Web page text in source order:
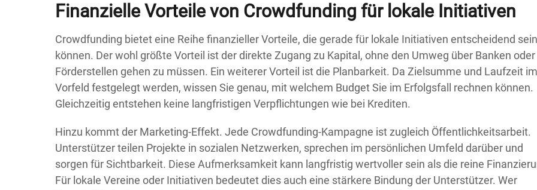
Finanzielle Vorteile von Crowdfunding für lokale Initiativen
Crowdfunding bietet eine Reihe finanzieller Vorteile, die gerade für lokale Initiativen entscheidend sein
können. Der wohl größte Vorteil ist der direkte Zugang zu Kapital, ohne den Umweg über Banken oder
Förderstellen gehen zu müssen. Ein weiterer Vorteil ist die Planbarkeit. Da Zielsumme und Laufzeit im
Vorfeld festgelegt werden, wissen Sie genau, mit welchem Budget Sie im Erfolgsfall rechnen können.
Gleichzeitig entstehen keine langfristigen Verpflichtungen wie bei Krediten.
Hinzu kommt der Marketing-Effekt. Jede Crowdfunding-Kampagne ist zugleich Öffentlichkeitsarbeit.
Unterstützer teilen Projekte in sozialen Netzwerken, sprechen im persönlichen Umfeld darüber und
sorgen für Sichtbarkeit. Diese Aufmerksamkeit kann langfristig wertvoller sein als die reine
Für lokale Vereine oder Initiativen bedeutet dies auch eine stärkere Bindung der Unterstützer. Wer